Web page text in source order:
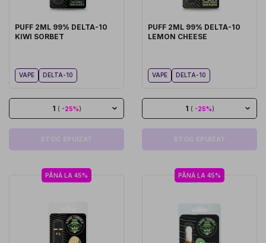
PUFF 2ML 99% DELTA-10
KIWI SORBET
VAPE DELTA-10
1 ( -25%)
STOC EPUIZAT
PUFF 2ML 99% DELTA-10
LEMON CHEESE
VAPE DELTA-10
1 ( -25%)
STOC EPUIZAT
PÂNĂ LA 45% PÂNĂ LA 45%